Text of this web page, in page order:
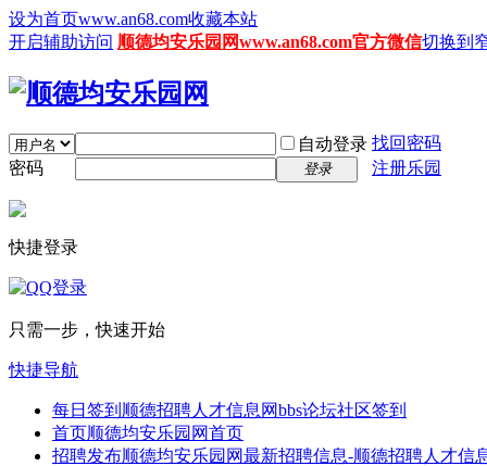
设为首页www.an68.com收藏本站
开启辅助访问 顺德均安乐园网www.an68.com官方微信切换到
自动登录 找回密码
密码
登录 注册乐园
快捷登录
只需一步，快速开始
快捷导航
每日签到 顺德招聘人才信息网bbs论坛社区签到
首页顺德均安乐园网首页
招聘发布顺德均安乐园网最新招聘信息-顺德招聘人才信